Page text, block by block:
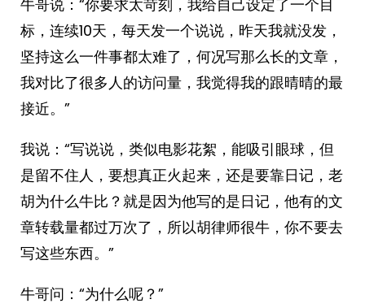
牛哥说：“你要求太苛刻，我给自己设定了一个目
标，连续10天，每天发一个说说，昨天我就没发，
坚持这么一件事都太难了，何况写那么长的文章，
我对比了很多人的访问量，我觉得我的跟晴晴的最
接近。”
我说：“写说说，类似电影花絮，能吸引眼球，但
是留不住人，要想真正火起来，还是要靠日记，老
胡为什么牛比？就是因为他写的是日记，他有的文
章转载量都过万次了，所以胡律师很牛，你不要去
写这些东西。”
牛哥问：“为什么呢？”